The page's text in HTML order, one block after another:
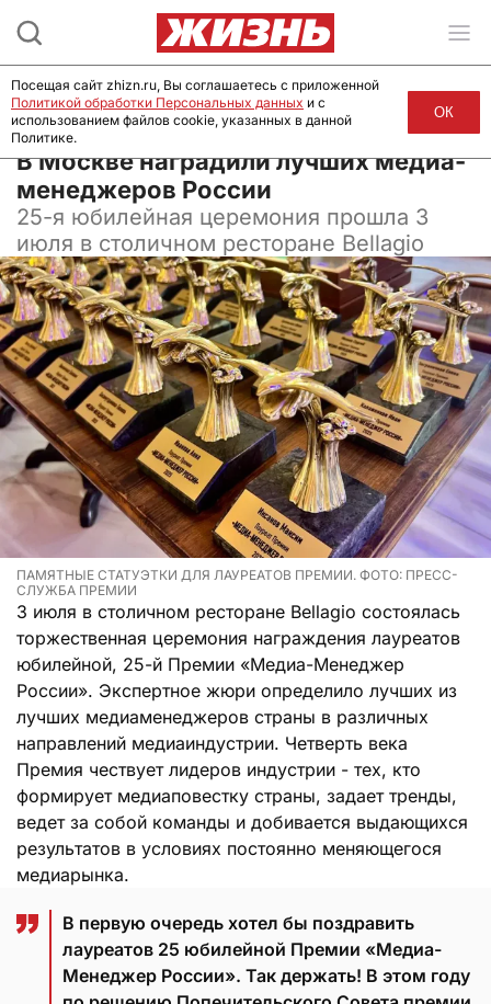
04 июля 2025, 12:54
В Москве наградили лучших медиа-
менеджеров России
25-я юбилейная церемония прошла 3
июля в столичном ресторане Bellagio
ПАМЯТНЫЕ СТАТУЭТКИ ДЛЯ ЛАУРЕАТОВ ПРЕМИИ. ФОТО: ПРЕСС-
СЛУЖБА ПРЕМИИ
3 июля в столичном ресторане Bellagio состоялась
торжественная церемония награждения лауреатов
юбилейной, 25-й Премии «Медиа-Менеджер
России». Экспертное жюри определило лучших из
лучших медиаменеджеров страны в различных
направлений медиаиндустрии. Четверть века
Премия чествует лидеров индустрии - тех, кто
формирует медиаповестку страны, задает тренды,
ведет за собой команды и добивается выдающихся
результатов в условиях постоянно меняющегося
медиарынка.
В первую очередь хотел бы поздравить
лауреатов 25 юбилейной Премии «Медиа-
Менеджер России». Так держать! В этом году
Посещая сайт zhizn.ru, Вы соглашаетесь с приложенной
Политикой обработки Персональных данных и с
использованием файлов cookie, указанных в данной
Политике.
ОК